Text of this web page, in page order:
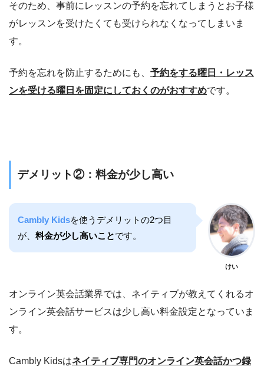
そのため、事前にレッスンの予約を忘れてしまうとお子様
がレッスンを受けたくても受けられなくなってしまいま
す。
予約を忘れを防止するためにも、 予約をする曜日・レッス
ンを受ける曜日を固定にしておくのがおすすめです。
デメリット②：料金が少し高い
Cambly Kidsを使うデメリットの2つ目
が、 料金が少し高いことです。
けい
オンライン英会話業界では、ネイティブが教えてくれるオ
ンライン英会話サービスは少し高い料金設定となっていま
す。
Cambly Kidsはネイティブ専門のオンライン英会話かつ録